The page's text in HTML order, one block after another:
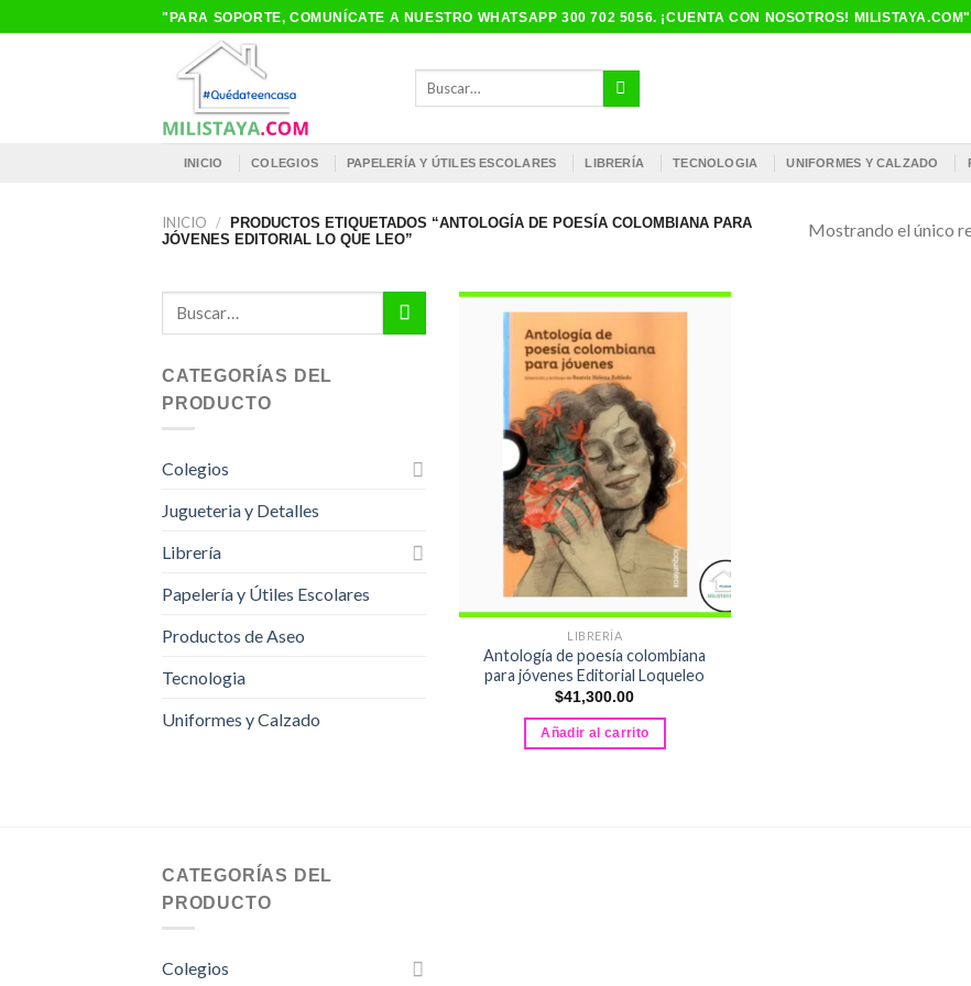
al
"PARA SOPORTE, COMUNÍCATE A NUESTRO WHATSAPP 300 702 5056. ¡CUENTA CON NOSOTROS! MILISTAYA.COM"
INICIO COLEGIOS PAPELERÍA Y ÚTILES ESCOLARES LIBRERÍA TECNOLOGIA UNIFORMES Y CALZADO
INICIO /
PRODUCTOS ETIQUETADOS “ANTOLOGÍA DE POESÍA COLOMBIANA PARA
JÓVENES EDITORIAL LO QUE LEO”
Mostrando el único
CATEGORÍAS DEL
PRODUCTO
Colegios
Jugueteria y Detalles
Librería
Papelería y Útiles Escolares
Productos de Aseo
Tecnologia
Uniformes y Calzado
LIBRERÍA
Antología de poesía colombiana
para jóvenes Editorial Loqueleo
$41,300.00
Añadir al carrito
CATEGORÍAS DEL
PRODUCTO
Colegios